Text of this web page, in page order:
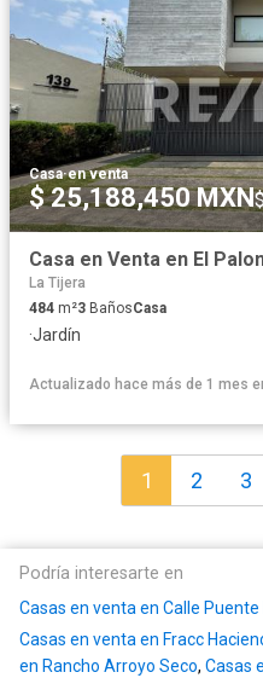
Casa·en venta
$ 25,188,450 MXN
Casa en Venta en El
La Tijera
484 m²3 BañosCasa
·Jardín
Actualizado hace más de 1 mes
1 2 3
Podría interesarte en
Casas en venta en Calle
Casas en venta en Fracc
en Rancho Arroyo Seco, Casas